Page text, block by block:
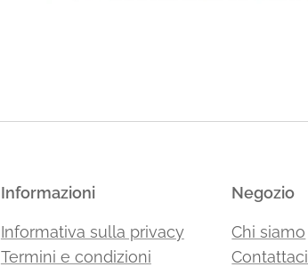
Informazioni
Informativa sulla privacy
Termini e condizioni
Negozio
Chi siamo
Contattaci